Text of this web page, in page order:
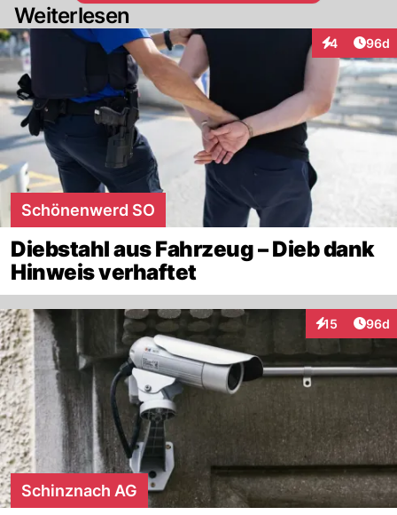
Weiterlesen
4
Interaktionen
96d
Schönenwerd SO
Diebstahl aus Fahrzeug – Dieb dank
Hinweis verhaftet
15
Interaktionen
96d
Schinznach AG